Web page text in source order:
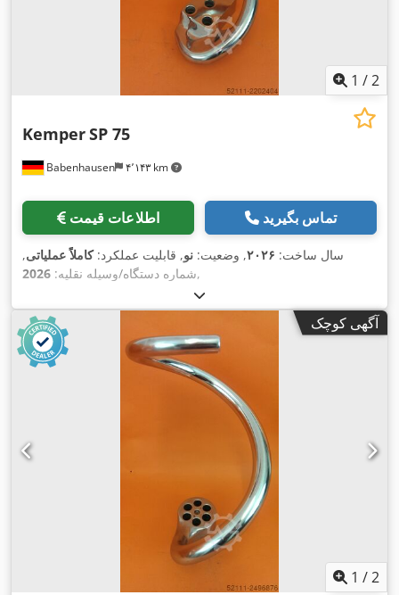
1 /2
Babenhausen ۴٬۱۴۳ km
KemperSP 75
اطلاعات قیمت تماس بگیرید
سال ساخت: ۲۰۲۶, وضعیت: نو, قابلیت عملکرد:کاملاً عملیاتی,
شماره دستگاه/وسیله نقلیه: 2026 ,
آگهی کوچک
1 /2